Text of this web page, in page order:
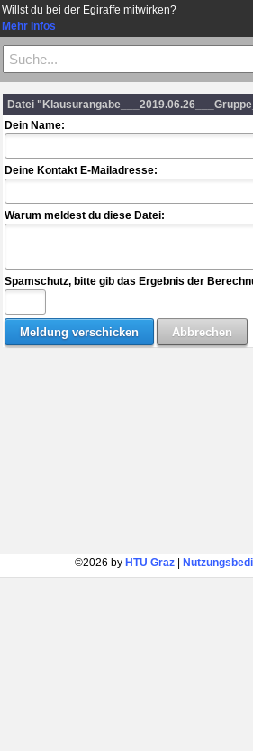
Willst du bei der Egiraffe mitwirken?
Mehr Infos
Datei
Dein Name:
Deine Kontakt E-Mailadresse:
Warum meldest du diese Datei:
Spamschutz, bitte gib das Ergebnis der
©2026 by HTU Graz|